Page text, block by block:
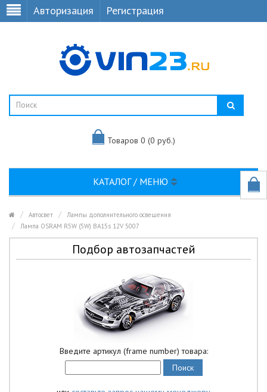
Авторизация Регистрация
Товаров 0 (0 руб.)
КАТАЛОГ / МЕНЮ
Автосвет
Лампы дополнительного освещения
Лампа OSRAM R5W (5W) BA15s 12V 5007
Подбор автозапчастей
Введите артикул (frame number) товара: